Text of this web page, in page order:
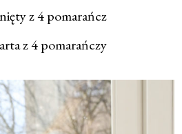
z 4 pomarańcz
z 4 pomarańczy